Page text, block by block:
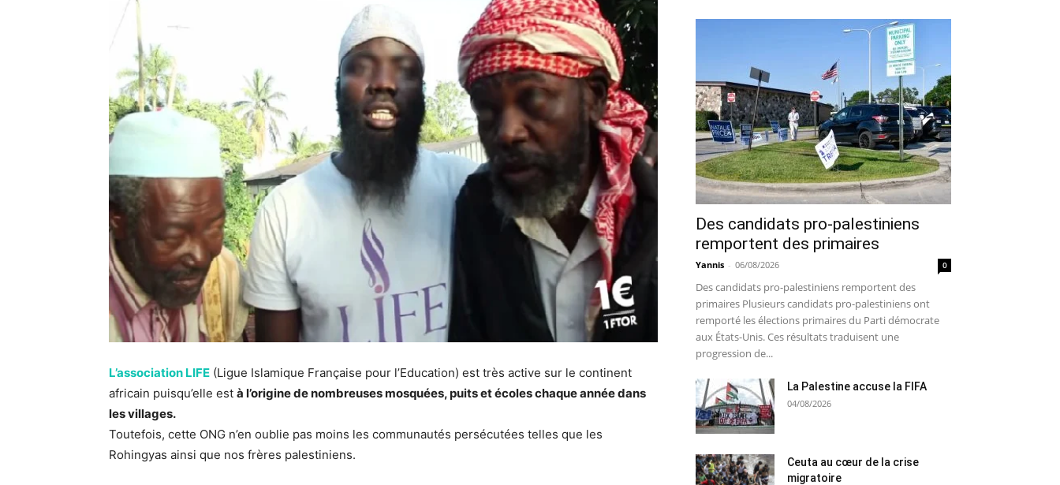
L’association LIFE (Ligue Islamique Française pour l’Education) est très active sur le continent
africain puisqu’elle est à l’origine de nombreuses mosquées, puits et écoles chaque année dans
les villages.
Toutefois, cette ONG n’en oublie pas moins les communautés persécutées telles que les
Rohingyas ainsi que nos frères palestiniens.
Des candidats pro-palestiniens
remportent des primaires
Yannis - 06/08/2026 0
Des candidats pro-palestiniens remportent des
primaires Plusieurs candidats pro-palestiniens ont
remporté les élections primaires du Parti démocrate
aux États-Unis. Ces résultats traduisent une
progression de...
La Palestine accuse la FIFA
04/08/2026
Ceuta au cœur de la crise
migratoire